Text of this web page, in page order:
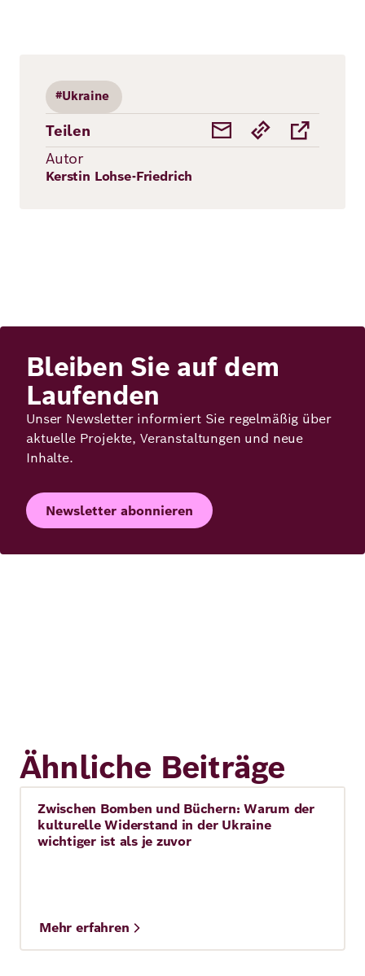
#Ukraine
Teilen
Autor
Kerstin Lohse-Friedrich
Bleiben Sie auf dem
Laufenden
Unser Newsletter informiert Sie regelmäßig über
aktuelle Projekte, Veranstaltungen und neue
Inhalte.
Newsletter abonnieren
Ähnliche Beiträge
Story
Zwischen Bomben und Büchern: Warum der
kulturelle Widerstand in der Ukraine
wichtiger ist als je zuvor
Mehr erfahren